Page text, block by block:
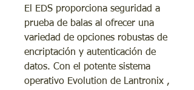
El EDS proporciona seguridad a
prueba de balas al ofrecer una
variedad de opciones robustas de
encriptación y autenticación de
datos. Con el potente sistema
operativo Evolution de Lantronix ,